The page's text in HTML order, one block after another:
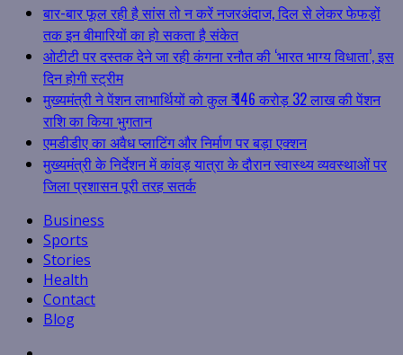
बार-बार फूल रही है सांस तो न करें नजरअंदाज, दिल से लेकर फेफड़ों
तक इन बीमारियों का हो सकता है संकेत
ओटीटी पर दस्तक देने जा रही कंगना रनौत की ‘भारत भाग्य विधाता’, इस
दिन होगी स्ट्रीम
मुख्यमंत्री ने पेंशन लाभार्थियों को कुल ₹ 146 करोड़ 32 लाख की पेंशन
राशि का किया भुगतान
एमडीडीए का अवैध प्लाटिंग और निर्माण पर बड़ा एक्शन
मुख्यमंत्री के निर्देशन में कांवड़ यात्रा के दौरान स्वास्थ्य व्यवस्थाओं पर
जिला प्रशासन पूरी तरह सतर्क
Business
Sports
Stories
Health
Contact
Blog